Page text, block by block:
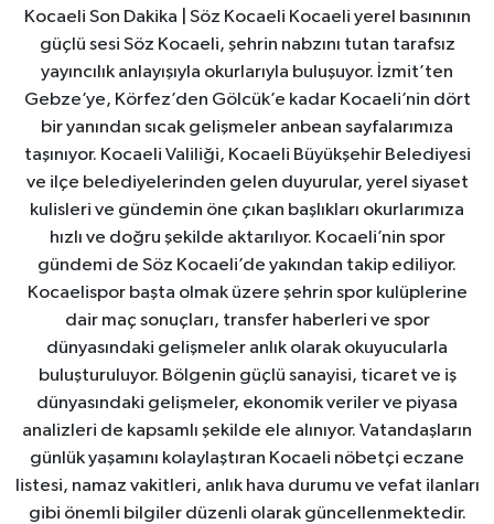
Kocaeli Son Dakika | Söz Kocaeli Kocaeli yerel basınının
güçlü sesi Söz Kocaeli, şehrin nabzını tutan tarafsız
yayıncılık anlayışıyla okurlarıyla buluşuyor. İzmit’ten
Gebze’ye, Körfez’den Gölcük’e kadar Kocaeli’nin dört
bir yanından sıcak gelişmeler anbean sayfalarımıza
taşınıyor. Kocaeli Valiliği, Kocaeli Büyükşehir Belediyesi
ve ilçe belediyelerinden gelen duyurular, yerel siyaset
kulisleri ve gündemin öne çıkan başlıkları okurlarımıza
hızlı ve doğru şekilde aktarılıyor. Kocaeli’nin spor
gündemi de Söz Kocaeli’de yakından takip ediliyor.
Kocaelispor başta olmak üzere şehrin spor kulüplerine
dair maç sonuçları, transfer haberleri ve spor
dünyasındaki gelişmeler anlık olarak okuyucularla
buluşturuluyor. Bölgenin güçlü sanayisi, ticaret ve iş
dünyasındaki gelişmeler, ekonomik veriler ve piyasa
analizleri de kapsamlı şekilde ele alınıyor. Vatandaşların
günlük yaşamını kolaylaştıran Kocaeli nöbetçi eczane
listesi, namaz vakitleri, anlık hava durumu ve vefat ilanları
gibi önemli bilgiler düzenli olarak güncellenmektedir.